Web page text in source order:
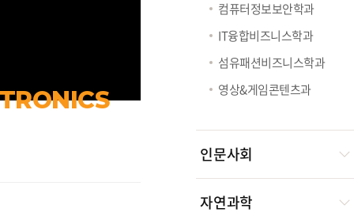
컴퓨터정보보안학과
IT융합비즈니스학과
섬유패션비즈니스학과
영상&게임콘텐츠과
인문사회
자연과학